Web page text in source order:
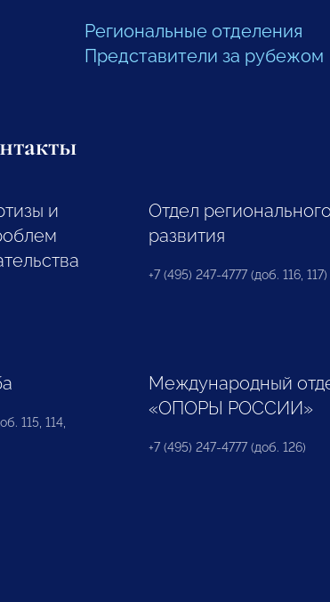
Региональные отделения
Представители за рубежом
и
Отдел регионального
развития
+7 (495) 247-4777 (доб. 116, 117)
115, 114,
Международный
«ОПОРЫ РОССИИ»
+7 (495) 247-4777 (доб. 126)